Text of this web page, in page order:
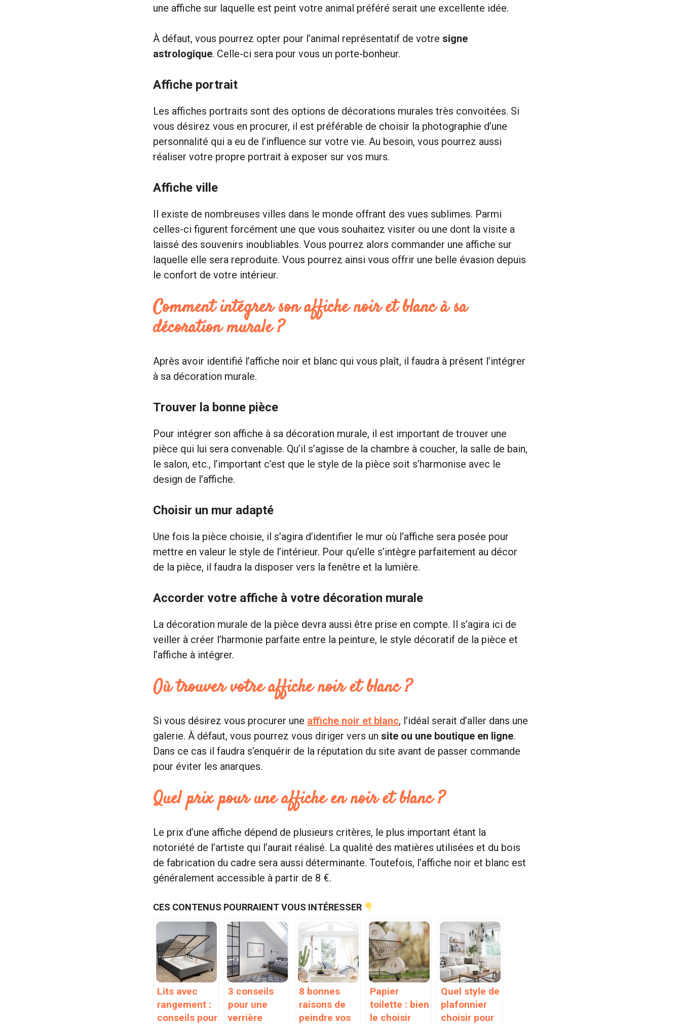
une affiche sur laquelle est peint votre animal préféré serait une excellente idée.
À défaut, vous pourrez opter pour l’animal représentatif de votre signe
astrologique. Celle-ci sera pour vous un porte-bonheur.
Affiche portrait
Les affiches portraits sont des options de décorations murales très convoitées. Si
vous désirez vous en procurer, il est préférable de choisir la photographie d’une
personnalité qui a eu de l’influence sur votre vie. Au besoin, vous pourrez aussi
réaliser votre propre portrait à exposer sur vos murs.
Affiche ville
Il existe de nombreuses villes dans le monde offrant des vues sublimes. Parmi
celles-ci figurent forcément une que vous souhaitez visiter ou une dont la visite a
laissé des souvenirs inoubliables. Vous pourrez alors commander une affiche sur
laquelle elle sera reproduite. Vous pourrez ainsi vous offrir une belle évasion depuis
le confort de votre intérieur.
Comment intégrer son affiche noir et blanc à sa
décoration murale ?
Après avoir identifié l’affiche noir et blanc qui vous plaît, il faudra à présent l’intégrer
à sa décoration murale.
Trouver la bonne pièce
Pour intégrer son affiche à sa décoration murale, il est important de trouver une
pièce qui lui sera convenable. Qu’il s’agisse de la chambre à coucher, la salle de bain,
le salon, etc., l’important c’est que le style de la pièce soit s’harmonise avec le
design de l’affiche.
Choisir un mur adapté
Une fois la pièce choisie, il s’agira d’identifier le mur où l’affiche sera posée pour
mettre en valeur le style de l’intérieur. Pour qu’elle s’intègre parfaitement au décor
de la pièce, il faudra la disposer vers la fenêtre et la lumière.
Accorder votre affiche à votre décoration murale
La décoration murale de la pièce devra aussi être prise en compte. Il s’agira ici de
veiller à créer l’harmonie parfaite entre la peinture, le style décoratif de la pièce et
l’affiche à intégrer.
Où trouver votre affiche noir et blanc ?
Si vous désirez vous procurer une affiche noir et blanc, l’idéal serait d’aller dans une
galerie. À défaut, vous pourrez vous diriger vers un site ou une boutique en ligne.
Dans ce cas il faudra s’enquérir de la réputation du site avant de passer commande
pour éviter les anarques.
Quel prix pour une affiche en noir et blanc ?
Le prix d’une affiche dépend de plusieurs critères, le plus important étant la
notoriété de l’artiste qui l’aurait réalisé. La qualité des matières utilisées et du bois
de fabrication du cadre sera aussi déterminante. Toutefois, l’affiche noir et blanc est
généralement accessible à partir de 8 €.
CES CONTENUS POURRAIENT VOUS INTÉRESSER
Lits avec
rangement :
conseils pour
3 conseils
pour une
verrière
8 bonnes
raisons de
peindre vos
Papier
toilette : bien
le choisir
Quel style de
plafonnier
choisir pour